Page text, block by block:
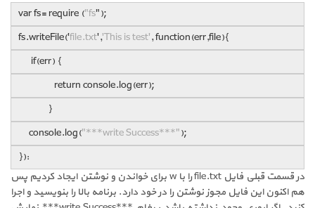
var fs= require ("fs");
fs.writeFile('file.txt','This is test', function(err,file){
if(err) {
return console.log(err);
}
console.log("***write Success***");
}):
در قسمت قبلی فایل file.txt را با w برای خواندن و نوشتن ایجاد کردیم پس
هم اکنون این فایل مجوز نوشتن را در خود دارد. برنامه بالا را بنویسید و اجرا